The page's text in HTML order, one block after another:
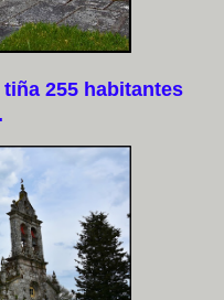
255 habitantes